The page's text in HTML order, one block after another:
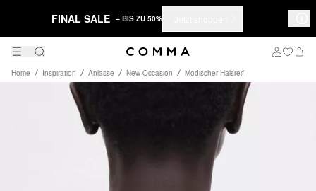
FINAL SALE – BIS ZU 50%
Home Inspiration Anlässe New Occasion Modischer Halsreif